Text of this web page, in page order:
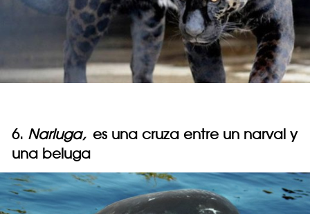
6. Narluga, es una cruza entre un narval y
una beluga